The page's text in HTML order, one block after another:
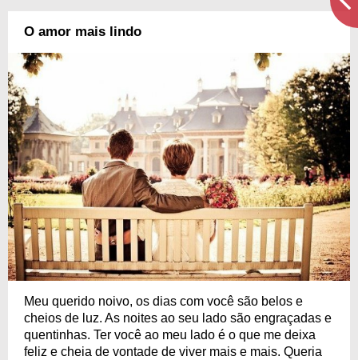
O amor mais lindo
Meu querido noivo, os dias com você são belos e
cheios de luz. As noites ao seu lado são engraçadas e
quentinhas. Ter você ao meu lado é o que me deixa
feliz e cheia de vontade de viver mais e mais. Queria